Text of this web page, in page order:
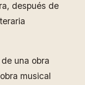
después de
una obra
musical